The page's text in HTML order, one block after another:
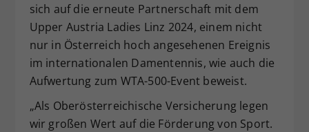
sich auf die erneute Partnerschaft mit dem
Upper Austria Ladies Linz 2024, einem nicht
nur in Österreich hoch angesehenen Ereignis
im internationalen Damentennis, wie auch die
Aufwertung zum WTA-500-Event beweist.
„Als Oberösterreichische Versicherung legen
wir großen Wert auf die Förderung von Sport.
Zweck
Dieser Wert speichert Ihre Consent-
Einstellungen. Unter anderem eine
zufällig generierte ID, für die
historische Speicherung Ihrer
vorgenommen Einstellungen, falls der
hat.